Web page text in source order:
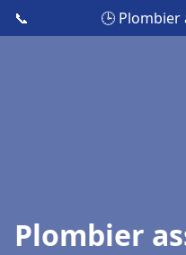
📞 🕒 Plombier
Plombier